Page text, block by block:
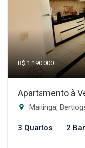
R$ 1.190.000
Apartamento à
Maitinga,
3 Quartos 2